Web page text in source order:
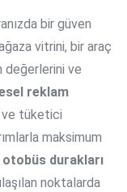
bir güven
vitrini, bir araç
değerlerini ve
reklam
ve tüketici
maksimum
durakları
noktalarda